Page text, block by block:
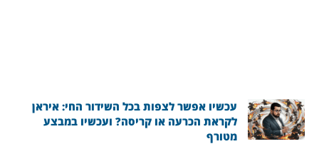
עכשיו אפשר לצפות בכל השידור החי: איראן
לקראת הכרעה או קריסה? ועכשיו במבצע
מטורף